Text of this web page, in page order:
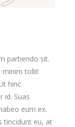
partiendo sit.
minim tollit
hinc
id. Suas
eum ex.
tincidunt eu, at